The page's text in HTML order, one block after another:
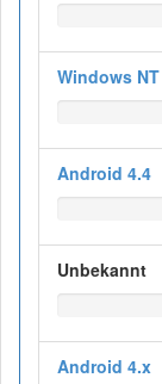
Windows NT
Android 4.4
Unbekannt
Android 4.x